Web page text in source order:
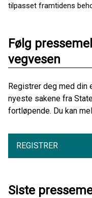
tilpasset framtidens
Følg
vegvesen
Registrer deg med din
nyeste sakene fra
fortløpende. Du kan
REGISTRER
Siste